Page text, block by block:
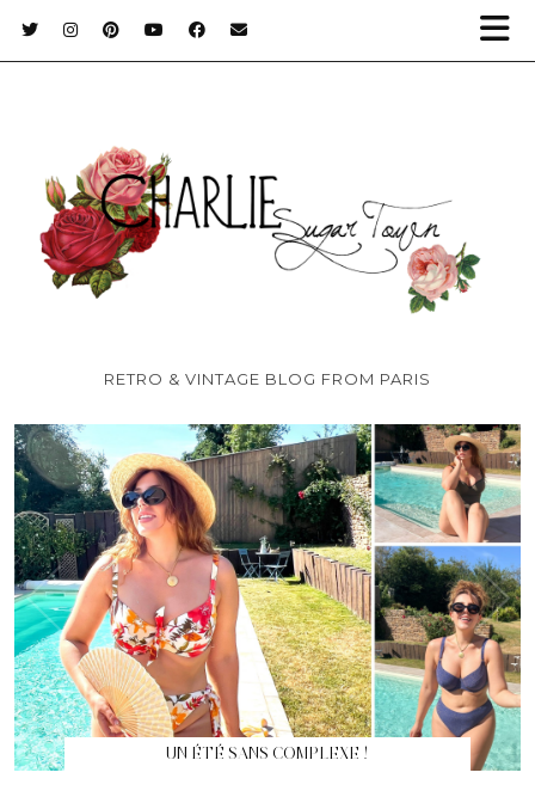
RETRO & VINTAGE BLOG FROM PARIS
UN ÉTÉ SANS COMPLEXE !